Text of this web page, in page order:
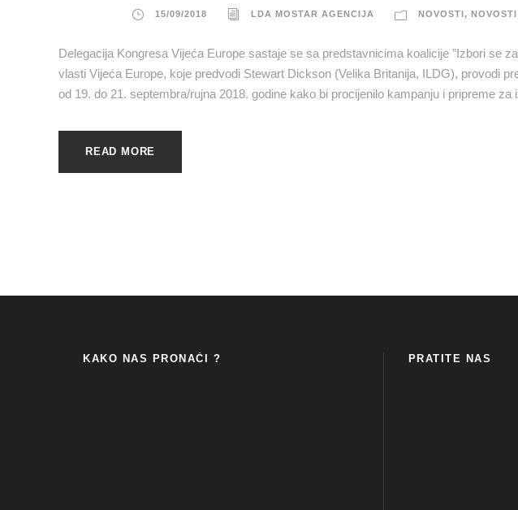
15/09/2018 LDA MOSTAR AGENCIJA NOVOSTI,
Delegacija Kongresa Vijeća Europe sastaje se sa predstavnicima koalicije ”Izbori se
vlasti Vijeća Europe, koje predvodi Stewart Dickson (Velika Britanija, ILDG), provodi
od 19. do 21. septembra/rujna 2018. godine kako bi procijenilo kampanju i pripreme
READ MORE
KAKO NAS PRONAĆI ? PRATITE NAS